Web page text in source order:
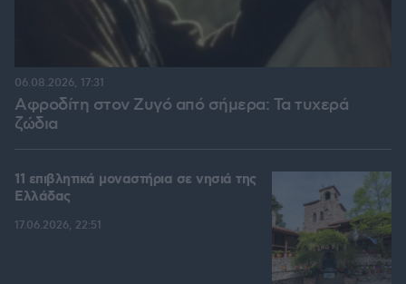
Αφροδίτη στον Ζυγό από σήμερα: Τα τυχερά
ζώδια
06.08.2026, 17:31
11 επιβλητικά μοναστήρια σε νησιά της
Ελλάδας
17.06.2026, 22:51